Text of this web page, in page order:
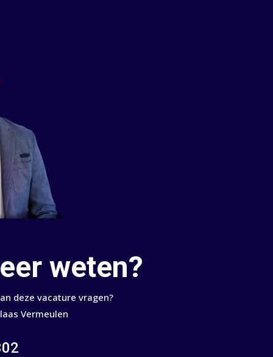
weten?
deze vacature vragen?
Vermeulen